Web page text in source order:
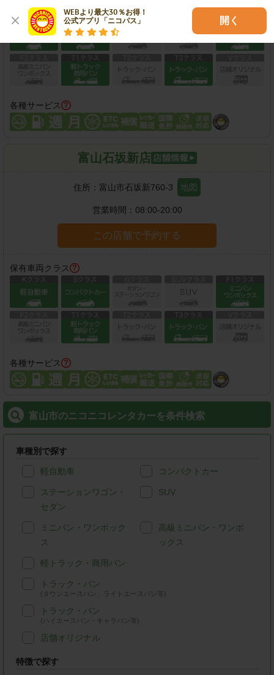
WEBより最大30％お得！
公式アプリ「ニコパス」
開く
保有車両クラス
各種サービス
富山石坂新店
住所： 富山市石坂新760-3 地図
営業時間： 08:00-20:00
この店舗で予約する
保有車両クラス
各種サービス
富山市のニコニコレンタカーを条件検索
車種別で探す
軽自動車 コンパクトカー
ステーションワゴン・
セダン
SUV
ミニバン・ワンボック
ス
高級ミニバン・ワンボ
ックス
軽トラック・商用バン
トラック・バン
(タウンエースバン、ライトエースバン等)
トラック・バン
(ハイエースバン・キャラバン等)
店舗オリジナル
特徴で探す